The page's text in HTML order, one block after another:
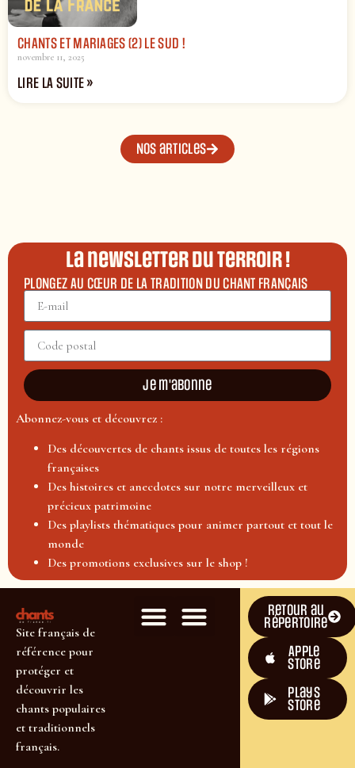
CHANTS ET MARIAGES (2) LE SUD !
novembre 11, 2025
LIRE LA SUITE »
Nos articles
La newsletter du terroir !
PLONGEZ AU CŒUR DE LA TRADITION DU CHANT FRANÇAIS
Je m'abonne
Abonnez-vous et découvrez :
Des découvertes de chants issus de toutes les régions
françaises
Des histoires et anecdotes sur notre merveilleux et
précieux patrimoine
Des playlists thématiques pour animer partout et tout le
monde
Des promotions exclusives sur le shop !
Site français de
référence pour
protéger et
découvrir les
chants populaires
et traditionnels
français.
Retour au
répertoire
Apple
Store
plays
store